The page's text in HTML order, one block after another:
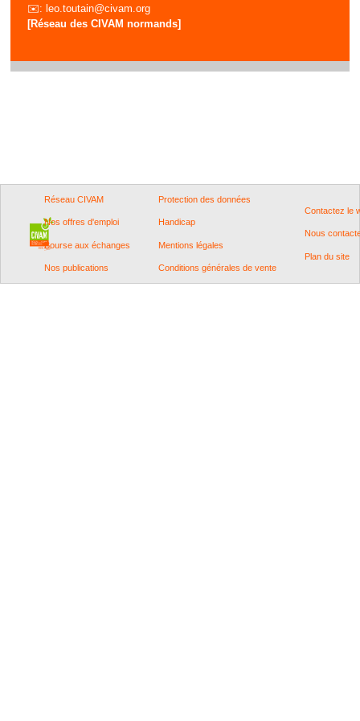
✉️: leo.toutain@civam.org
[Réseau des CIVAM normands]
Réseau CIVAM
Nos offres d'emploi
Bourse aux échanges
Nos publications
Protection des données
Handicap
Mentions légales
Conditions générales de vente
Contactez le
Nous
Plan du site